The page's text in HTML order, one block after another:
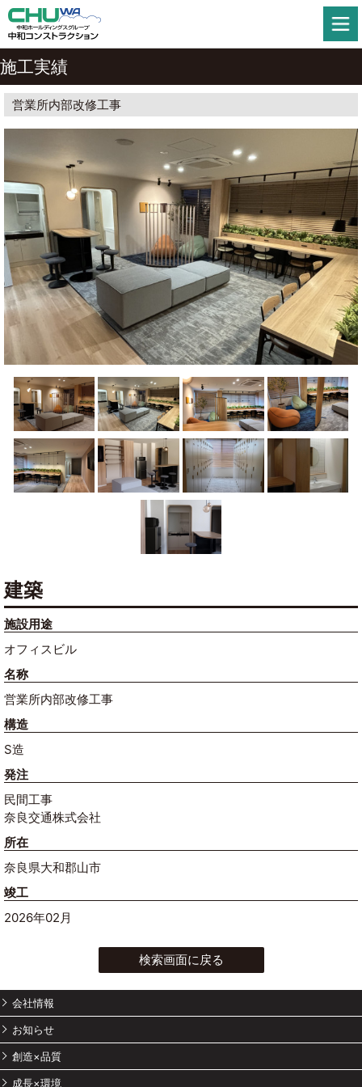
施工実績
営業所内部改修工事
建築
施設用途
オフィスビル
名称
営業所内部改修工事
構造
S造
発注
民間工事
奈良交通株式会社
所在
奈良県大和郡山市
竣工
2026年02月
検索画面に戻る
会社情報
お知らせ
創造×品質
成長×環境